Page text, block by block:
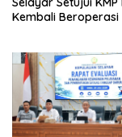
Kembali Beroperasi